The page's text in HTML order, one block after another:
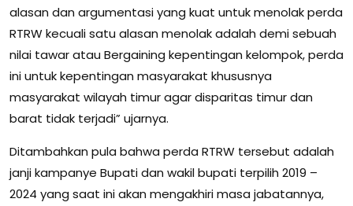
alasan dan argumentasi yang kuat untuk menolak perda
RTRW kecuali satu alasan menolak adalah demi sebuah
nilai tawar atau Bergaining kepentingan kelompok, perda
ini untuk kepentingan masyarakat khususnya
masyarakat wilayah timur agar disparitas timur dan
barat tidak terjadi” ujarnya.
Ditambahkan pula bahwa perda RTRW tersebut adalah
janji kampanye Bupati dan wakil bupati terpilih 2019 –
2024 yang saat ini akan mengakhiri masa jabatannya,